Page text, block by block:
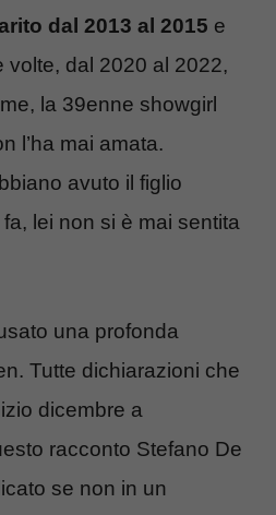
dal 2013 al 2015 e
volte, dal 2020 al 2022,
la 39enne showgirl
l’ha mai amata.
avuto il figlio
lei non si è mai sentita
una profonda
Tutte dichiarazioni che
dicembre a
racconto Stefano De
se non in un